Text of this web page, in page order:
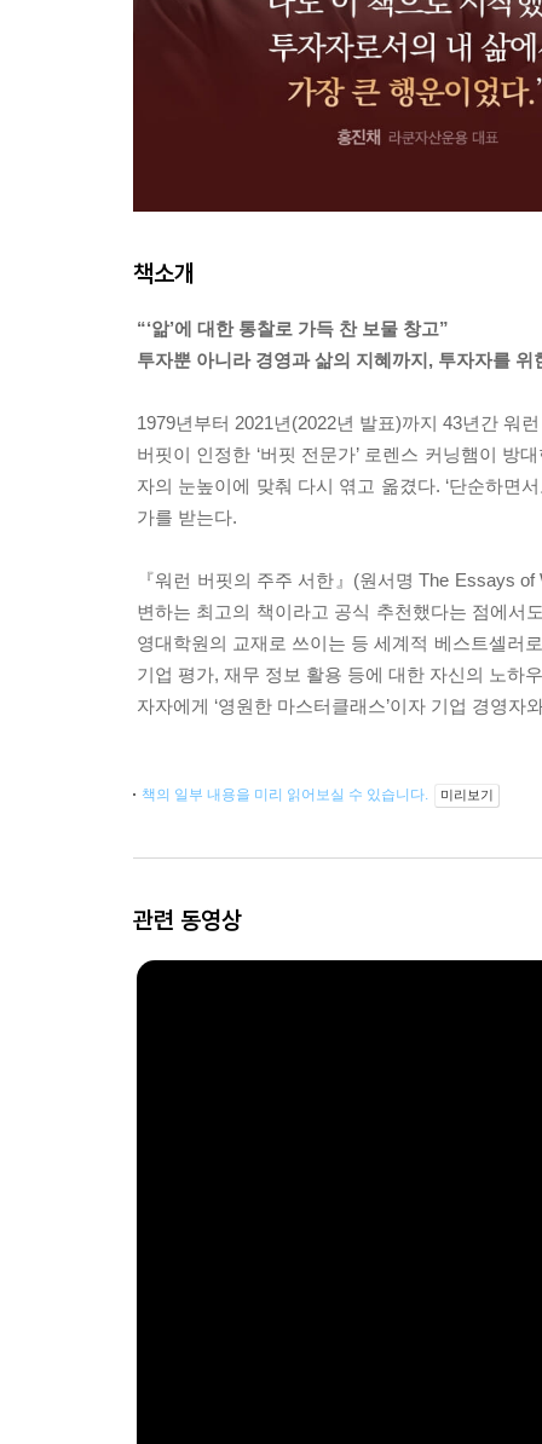
책소개
“‘앎’에 대한 통찰로 가득 찬 보물 창고”
투자뿐 아니라 경영과 삶의 지혜까지, 투자자를 위
1979년부터 2021년(2022년 발표)까지 43년간 워
버핏이 인정한 ‘버핏 전문가’ 로렌스 커닝햄이
자의 눈높이에 맞춰 다시 엮고 옮겼다. ‘단순하면
가를 받는다.
『워런 버핏의 주주 서한』(원서명 The Essays
변하는 최고의 책이라고 공식 추천했다는 점에서
영대학원의 교재로 쓰이는 등 세계적 베스트셀러
기업 평가, 재무 정보 활용 등에 대한 자신의 노하
자자에게 ‘영원한 마스터클래스’이자 기업 경영
책의 일부 내용을 미리 읽어보실 수 있습니다. 미리보기
관련 동영상